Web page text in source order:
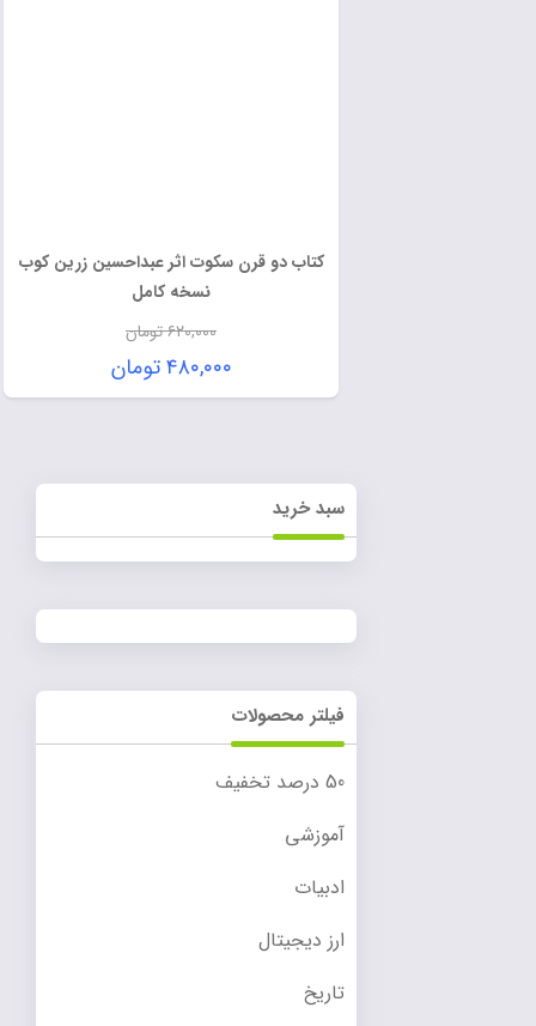
کتاب دو قرن سکوت اثر عبداحسین زرین کوب
نسخه کامل
۶۲۰,۰۰۰تومان
۴۸۰,۰۰۰تومان
سبد خرید
فیلتر محصولات
50 درصد تخفیف
آموزشی
ادبیات
ارز دیجیتال
تاریخ